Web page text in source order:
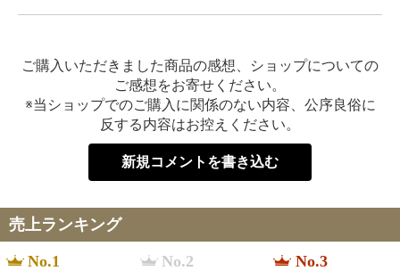
ご購入いただきました商品の感想、ショップについての
ご感想をお寄せください。
※当ショップでのご購入に関係のない内容、公序良俗に
反する内容はお控えください。
新規コメントを書き込む
売上ランキング
No.1 No.2 No.3